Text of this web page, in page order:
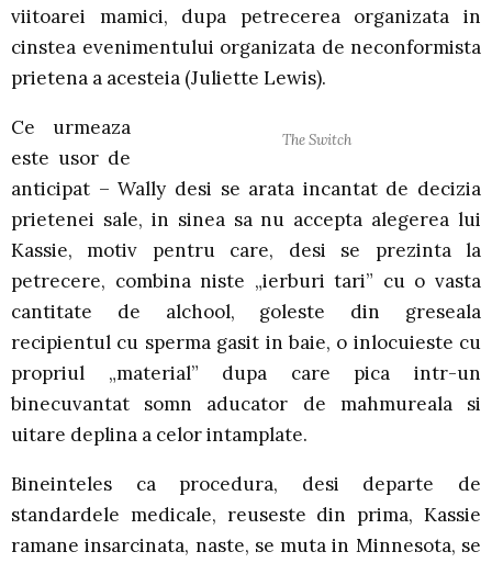
viitoarei mamici, dupa petrecerea organizata in
cinstea evenimentului organizata de neconformista
prietena a acesteia (Juliette Lewis).
The Switch
Ce urmeaza
este usor de
anticipat – Wally desi se arata incantat de decizia
prietenei sale, in sinea sa nu accepta alegerea lui
Kassie, motiv pentru care, desi se prezinta la
petrecere, combina niste „ierburi tari” cu o vasta
cantitate de alchool, goleste din greseala
recipientul cu sperma gasit in baie, o inlocuieste cu
propriul „material” dupa care pica intr-un
binecuvantat somn aducator de mahmureala si
uitare deplina a celor intamplate.
Bineinteles ca procedura, desi departe de
standardele medicale, reuseste din prima, Kassie
ramane insarcinata, naste, se muta in Minnesota, se